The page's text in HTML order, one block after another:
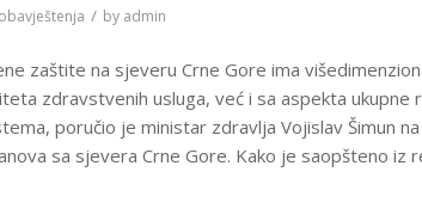
obavještenja / by admin
zaštite na sjeveru Crne Gore ima
zdravstvenih usluga, već i sa aspekta
poručio je ministar zdravlja Vojislav Šimun
sa sjevera Crne Gore. Kako je saopšteno iz